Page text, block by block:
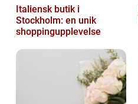
Italiensk butik i
Stockholm: en unik
shoppingupplevelse